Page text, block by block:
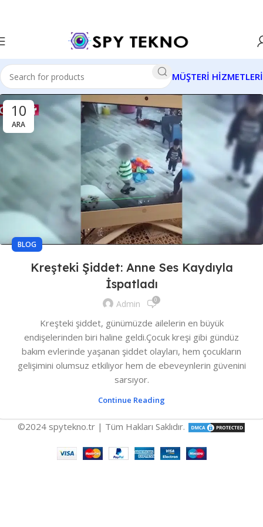
MÜŞTERİ HİZMETLERİ
10
ARA
BLOG
Kreşteki Şiddet: Anne Ses Kaydıyla
İspatladı
Admin 0
Kreşteki şiddet, günümüzde ailelerin en büyük
endişelerinden biri haline geldi.Çocuk kreşi gibi gündüz
bakım evlerinde yaşanan şiddet olayları, hem çocukların
gelişimini olumsuz etkiliyor hem de ebeveynlerin güvenini
sarsıyor.
Continue Reading
©2024 spytekno.tr | Tüm Hakları Saklıdır.